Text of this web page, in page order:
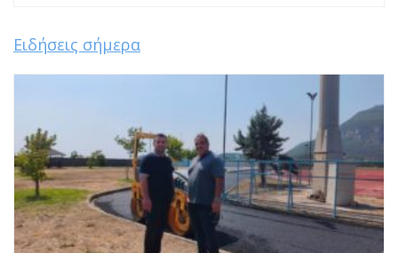
Ειδήσεις σήμερα